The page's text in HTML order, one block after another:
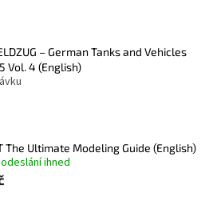
– German Tanks and Vehicles
Vol. 4 (English)
The Ultimate Modeling Guide (English)
ihned